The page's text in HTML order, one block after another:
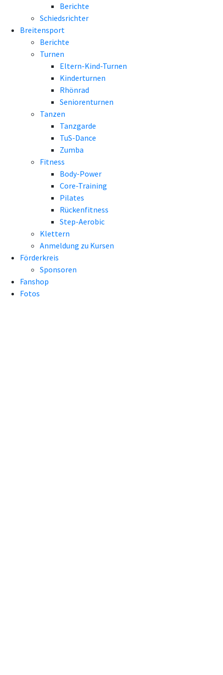
Berichte
Schiedsrichter
Breitensport
Berichte
Turnen
Eltern-Kind-Turnen
Kinderturnen
Rhönrad
Seniorenturnen
Tanzen
Tanzgarde
TuS-Dance
Zumba
Fitness
Body-Power
Core-Training
Pilates
Rückenfitness
Step-Aerobic
Klettern
Anmeldung zu Kursen
Förderkreis
Sponsoren
Fanshop
Fotos